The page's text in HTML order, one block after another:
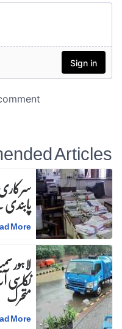
Articles
More
لاہور
نکاسی
متحرک
More